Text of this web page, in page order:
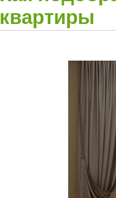
квартиры